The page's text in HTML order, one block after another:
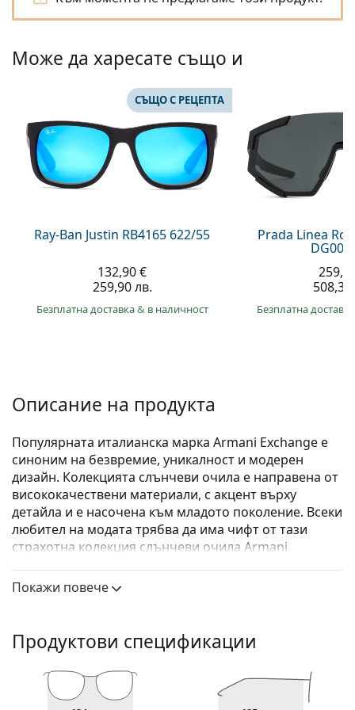
Persol
Всички марки
Може да харесате също и
Ray-Ban Justin RB4165 622/55
СЪЩО С РЕЦЕПТА
132,90 €
259,90 лв.
Безплатна доставка& в наличност
Prada Linea
Безплатна
Описание на продукта
Популярната италианска марка Armani Exchange е
синоним на безвремие, уникалност и модерен
дизайн. Колекцията слънчеви очила е направена от
висококачествени материали, с акцент върху
детайла и е насочена към младото поколение. Всеки
любител на модата трябва да има чифт от тази
страхотна колекция слънчеви очила Armani
Armani Exchange 0AX2012S 606387 62
Вижте как изглеждате с тези слънчеви очила с
виртуалното огледало на Lentiamo.
Слънчеви очила – рамки
Черният цвят на рамката перфектно съвпада с
Покажи повече
Продуктови спецификации